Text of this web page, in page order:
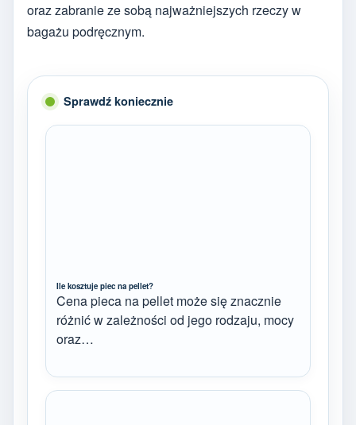
oraz zabranie ze sobą najważniejszych rzeczy w
bagażu podręcznym.
Sprawdź koniecznie
Ile kosztuje piec na pellet?
Cena pieca na pellet może się znacznie
różnić w zależności od jego rodzaju, mocy
oraz…